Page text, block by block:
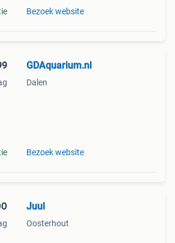
Bezoek website
GDAquarium.nl
Dalen
Bezoek website
Juul
Oosterhout